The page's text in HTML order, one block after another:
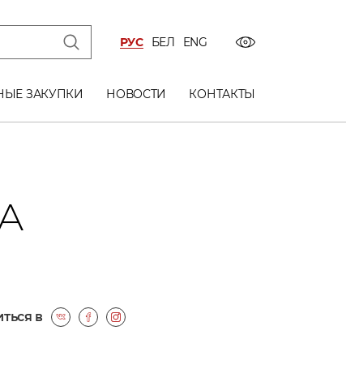
РУС БЕЛ ENG
ЗАКУПКИ НОВОСТИ КОНТАКТЫ
в